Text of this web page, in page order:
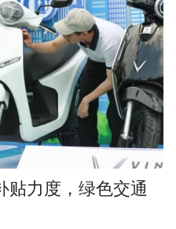
贴力度，绿色交通